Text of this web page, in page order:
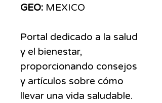
GEO: MEXICO
Portal dedicado a la salud
y el bienestar,
proporcionando consejos
y artículos sobre cómo
llevar una vida saludable.